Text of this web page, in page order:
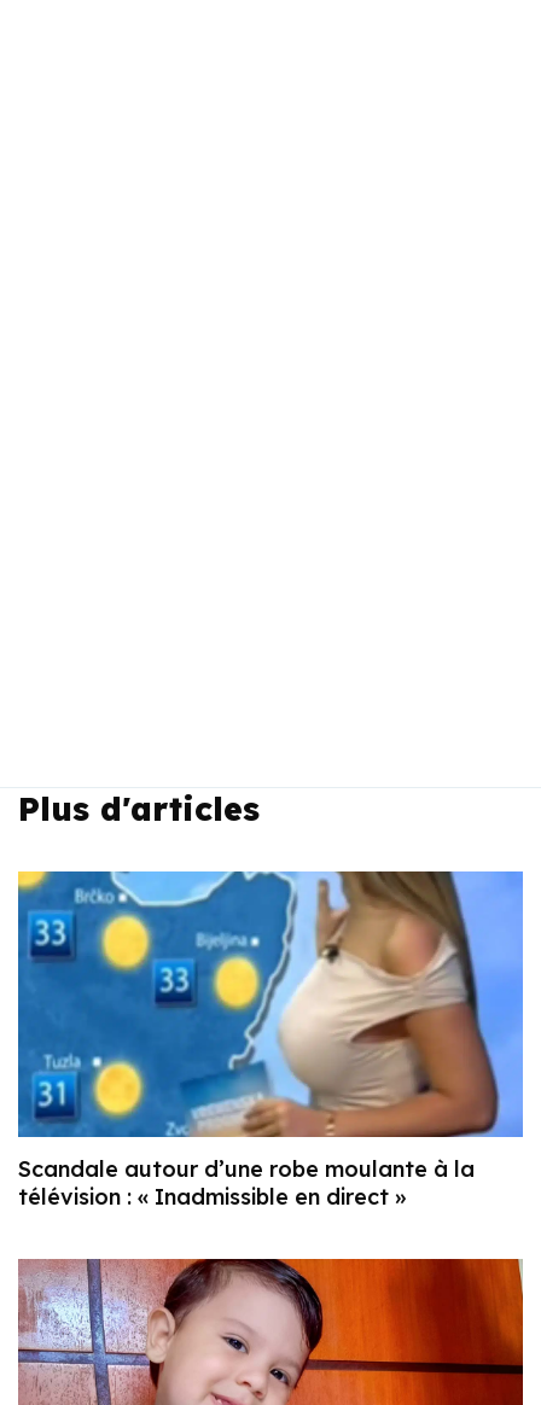
Plus d'articles
Scandale autour d’une robe moulante à la
télévision : « Inadmissible en direct »